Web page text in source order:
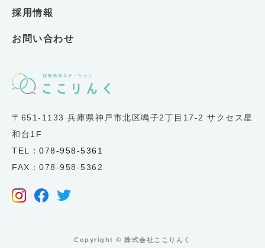
〒651-1133 兵庫県神戸市北区鳴子2丁目17-2 サクセス星
和台1F
TEL：078-958-5361
FAX：078-958-5362
採用情報
お問い合わせ
Copyright ©︎ 株式会社ここりんく